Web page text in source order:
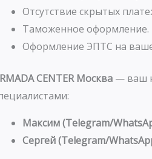
Отсутствие скрытых
Таможенное оформление.
Оформление ЭПТС на
CENTER Москва — ваш
Максим (Telegram/
Сергей (Telegram/